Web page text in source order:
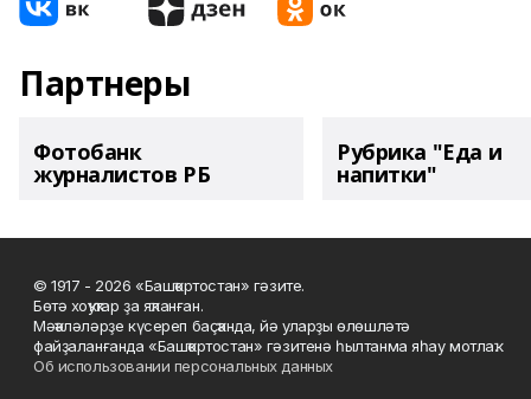
Партнеры
Фотобанк
журналистов РБ
Рубрика "Еда и
напитки"
© 1917 - 2026 «Башҡортостан» гәзите.
Бөтә хоҡуҡтар ҙа яҡланған.
Мәҡәләләрҙе күсереп баҫҡанда, йә уларҙы өлөшләтә
файҙаланғанда «Башҡортостан» гәзитенә һылтанма яһау мотлаҡ.
Об использовании персональных данных